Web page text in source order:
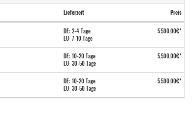
Lieferzeit Preis
DE: 2-4 Tage
EU: 7-10 Tage
5.590,00€*
DE: 10-20 Tage
EU: 30-50 Tage
5.590,00€*
DE: 10-20 Tage
EU: 30-50 Tage
5.590,00€*